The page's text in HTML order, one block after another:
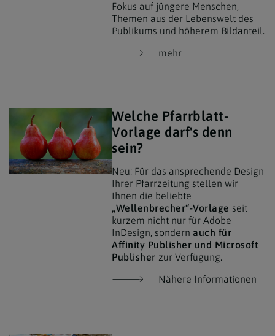
Fokus auf jüngere Menschen,
Themen aus der Lebenswelt des
Publikums und höherem Bildanteil.
mehr
Welche Pfarrblatt-
Vorlage darf's denn
sein?
Neu: Für das ansprechende Design
Ihrer Pfarrzeitung stellen wir
Ihnen die beliebte
„Wellenbrecher“-Vorlage seit
kurzem nicht nur für Adobe
InDesign, sondernauch für
Affinity Publisher und Microsoft
Publisher zur Verfügung.
Nähere Informationen